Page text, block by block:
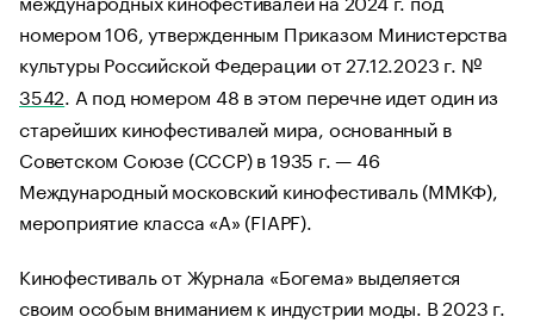
номером 106, утвержденным Приказом Министерства
культуры Российской Федерации от 27.12.2023 г. №
3542. А под номером 48 в этом перечне идет один из
старейших кинофестивалей мира, основанный в
Советском Союзе (СССР) в 1935 г. — 46
Международный московский кинофестиваль (ММКФ),
мероприятие класса «А» (FIAPF).
Кинофестиваль от Журнала «Богема» выделяется
своим особым вниманием к индустрии моды. В 2023 г.